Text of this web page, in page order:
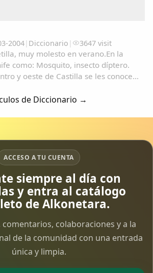
2004| Diccionario | 3647 visit
muy molesto en verano.En la
como: Mosquito, insecto díptero.
y oeste de Castilla se les conoce
"Pífano", "Pínfano...
de Diccionario →
ACCESO A TU CUENTA
siempre al día con
y entra al catálogo
de Alkonetara.
comentarios, colaboraciones y a la
de la comunidad con una entrada
única y limpia.